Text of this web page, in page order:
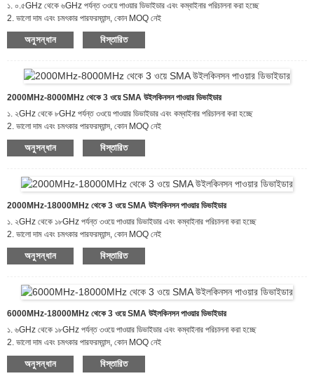
১. ০.৫GHz থেকে ৬GHz পর্যন্ত ৩ওয়ে পাওয়ার ডিভাইডার এবং কম্বাইনার পরিচালনা করা হচ্ছে
2. ভালো দাম এবং চমৎকার পারফরম্যান্স, কোন MOQ নেই
৩. যোগাযোগ ব্যবস্থা, পরিবর্ধক ব্যবস্থা, বিমান চলাচল/মহাকাশ এবং প্রতিরক্ষার জন্য অ্যাপ্লিকেশন
অনুসন্ধান বিস্তারিত
2000MHz-8000MHz থেকে 3 ওয়ে SMA উইলকিনসন পাওয়ার ডিভাইডার
১. ২GHz থেকে ৮GHz পর্যন্ত ৩ওয়ে পাওয়ার ডিভাইডার এবং কম্বাইনার পরিচালনা করা হচ্ছে
2. ভালো দাম এবং চমৎকার পারফরম্যান্স, কোন MOQ নেই
৩. যোগাযোগ ব্যবস্থা, পরিবর্ধক ব্যবস্থা, বিমান চলাচল/মহাকাশ এবং প্রতিরক্ষার জন্য অ্যাপ্লিকেশন
অনুসন্ধান বিস্তারিত
2000MHz-18000MHz থেকে 3 ওয়ে SMA উইলকিনসন পাওয়ার ডিভাইডার
১. ২GHz থেকে ১৮GHz পর্যন্ত ৩ওয়ে পাওয়ার ডিভাইডার এবং কম্বাইনার পরিচালনা করা হচ্ছে
2. ভালো দাম এবং চমৎকার পারফরম্যান্স, কোন MOQ নেই
৩. যোগাযোগ ব্যবস্থা, পরিবর্ধক ব্যবস্থা, বিমান চলাচল/মহাকাশ এবং প্রতিরক্ষার জন্য অ্যাপ্লিকেশন
অনুসন্ধান বিস্তারিত
6000MHz-18000MHz থেকে 3 ওয়ে SMA উইলকিনসন পাওয়ার ডিভাইডার
১. ৬GHz থেকে ১৮GHz পর্যন্ত ৩ওয়ে পাওয়ার ডিভাইডার এবং কম্বাইনার পরিচালনা করা হচ্ছে
2. ভালো দাম এবং চমৎকার পারফরম্যান্স, কোন MOQ নেই
৩. যোগাযোগ ব্যবস্থা, পরিবর্ধক ব্যবস্থা, বিমান চলাচল/মহাকাশ এবং প্রতিরক্ষার জন্য অ্যাপ্লিকেশন
অনুসন্ধান বিস্তারিত